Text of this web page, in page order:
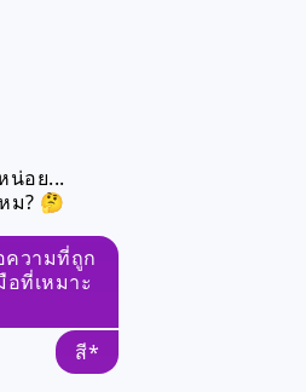
น่อย...
ม? 🤔
ความที่ถูก
ที่เหมาะ
สี*